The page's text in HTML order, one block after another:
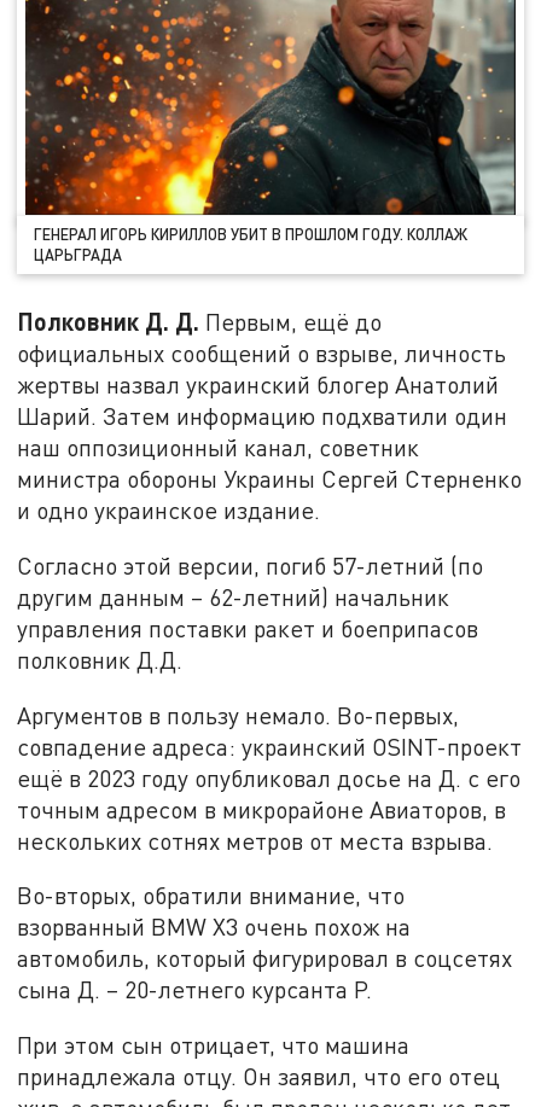
ГЕНЕРАЛ ИГОРЬ КИРИЛЛОВ УБИТ В ПРОШЛОМ ГОДУ. КОЛЛАЖ
ЦАРЬГРАДА
Полковник Д. Д. Первым, ещё до
официальных сообщений о взрыве, личность
жертвы назвал украинский блогер Анатолий
Шарий. Затем информацию подхватили один
наш оппозиционный канал, советник
министра обороны Украины Сергей Стерненко
и одно украинское издание.
Согласно этой версии, погиб 57-летний (по
другим данным – 62-летний) начальник
управления поставки ракет и боеприпасов
полковник Д.Д.
Аргументов в пользу немало. Во-первых,
совпадение адреса: украинский OSINT-проект
ещё в 2023 году опубликовал досье на Д. с его
точным адресом в микрорайоне Авиаторов, в
нескольких сотнях метров от места взрыва.
Во-вторых, обратили внимание, что
взорванный BMW X3 очень похож на
автомобиль, который фигурировал в соцсетях
сына Д. – 20-летнего курсанта Р.
При этом сын отрицает, что машина
принадлежала отцу. Он заявил, что его отец